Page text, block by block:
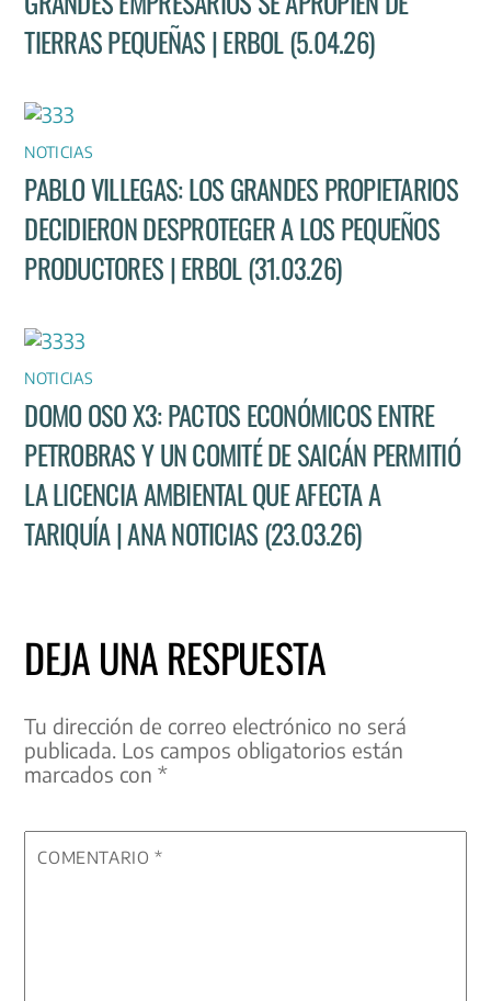
TIERRAS PEQUEÑAS | ERBOL (5.04.26)
NOTICIAS
PABLO VILLEGAS: LOS GRANDES PROPIETARIOS
DECIDIERON DESPROTEGER A LOS PEQUEÑOS
PRODUCTORES | ERBOL (31.03.26)
NOTICIAS
DOMO OSO X3: PACTOS ECONÓMICOS ENTRE
PETROBRAS Y UN COMITÉ DE SAICÁN PERMITIÓ
LA LICENCIA AMBIENTAL QUE AFECTA A
TARIQUÍA | ANA NOTICIAS (23.03.26)
DEJA UNA RESPUESTA
Tu dirección de correo electrónico no será
publicada. Los campos obligatorios están
marcados con*
COMENTARIO*